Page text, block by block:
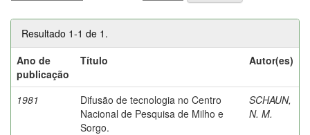
Resultado 1-1 de 1.
Ano de
publicação
Título Autor(es)
1981
Difusão de tecnologia no Centro
Nacional de Pesquisa de Milho e
Sorgo.
SCHAUN,
N. M.